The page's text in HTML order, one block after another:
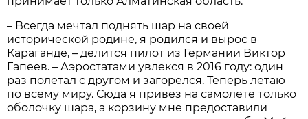
– Всегда мечтал поднять шар на своей
исторической родине, я родился и вырос в
Караганде, – делится пилот из Германии Виктор
Гапеев. – Аэростатами увлекся в 2016 году: один
раз полетал с другом и загорелся. Теперь летаю
по всему миру. Сюда я привез на самолете только
оболочку шара, а корзину мне предоставили